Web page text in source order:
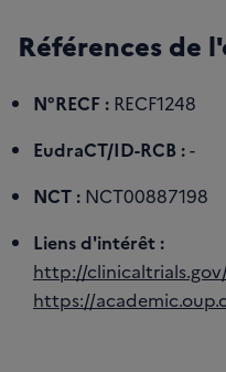
Références de
N°RECF : RECF1248
EudraCT/ID-RCB :-
NCT : NCT00887198
Liens d'intérêt :
http://
https://